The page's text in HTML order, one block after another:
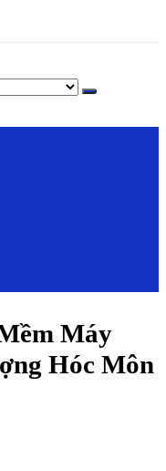
Máy
Hóc Môn